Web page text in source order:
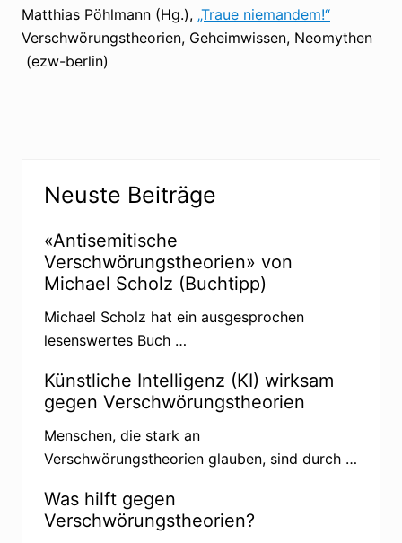
Matthias Pöhlmann (Hg.), „Traue niemandem!“
Verschwörungstheorien, Geheimwissen, Neomythen
(ezw-berlin)
Neuste Beiträge
«Antisemitische
Verschwörungstheorien» von
Michael Scholz (Buchtipp)
Michael Scholz hat ein ausgesprochen
lesenswertes Buch …
Künstliche Intelligenz (KI) wirksam
gegen Verschwörungstheorien
Menschen, die stark an
Verschwörungstheorien glauben, sind durch …
Was hilft gegen
Verschwörungstheorien?